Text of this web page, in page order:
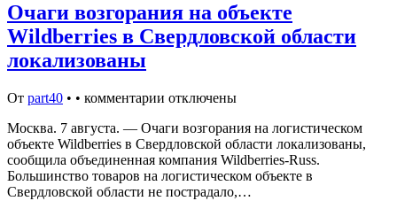
Очаги возгорания на объекте
Wildberries в Свердловской области
локализованы
От part40 • • комментарии отключены
Москва. 7 августа. — Очаги возгорания на логистическом
объекте Wildberries в Свердловской области локализованы,
сообщила объединенная компания Wildberries-Russ.
Большинство товаров на логистическом объекте в
Свердловской области не пострадало,…